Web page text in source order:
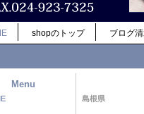
shopのトップ ブログ
Menu
島根県